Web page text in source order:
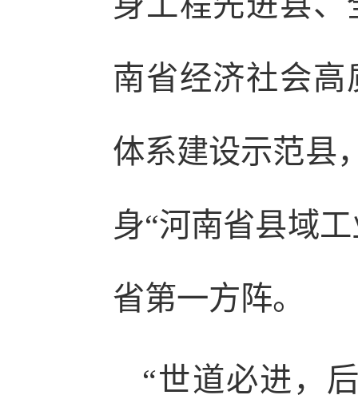
南省经济社会
体系建设示范县
身“河南省县域
省第一方阵。
“世道必进，